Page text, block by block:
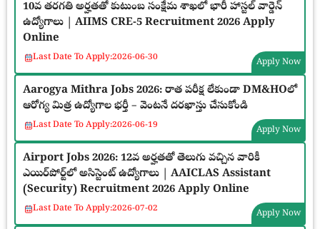
10వ తరగతి అర్హతతో కుటుంబ సంక్షేమ శాఖలో భారీ హాస్టల్ వార్డెన్
ఉద్యోగాలు | AIIMS CRE-5 Recruitment 2026 Apply
Online
Last Date To Apply:2026-06-30 Apply Now
Aarogya Mithra Jobs 2026: రాత పరీక్ష లేకుండా DM&HOలో
ఆరోగ్య మిత్ర ఉద్యోగాల భర్తీ – వెంటనే దరఖాస్తు చేసుకోండి
Last Date To Apply:2026-06-19 Apply Now
Airport Jobs 2026: 12వ అర్హతతో తెలుగు వచ్చిన వారికీ
ఎయిర్‌పోర్ట్‌లో అసిస్టెంట్ ఉద్యోగాలు | AAICLAS Assistant
(Security) Recruitment 2026 Apply Online
Last Date To Apply:2026-07-02 Apply Now